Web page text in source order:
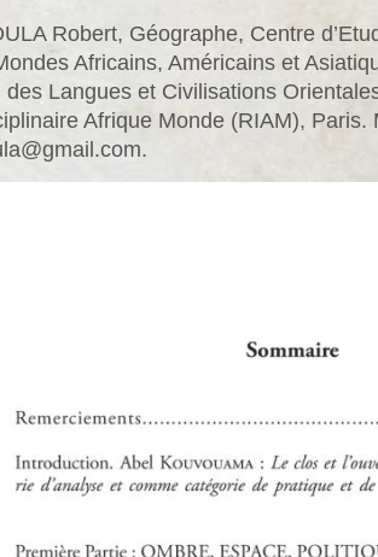
Robert, Géographe, Centre
Africains, Américains et
des Langues et Civilisations
Afrique Monde (RIAM), Paris.